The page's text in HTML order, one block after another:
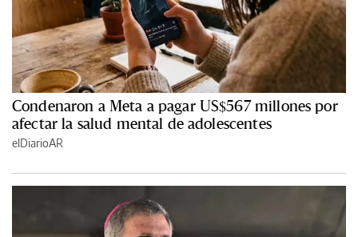
Condenaron a Meta a pagar US$567 millones por
afectar la salud mental de adolescentes
elDiarioAR